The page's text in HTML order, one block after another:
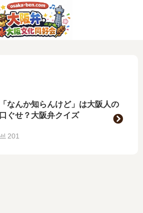
「なんか知らんけど」は大阪人の
口ぐせ？大阪弁クイズ
201